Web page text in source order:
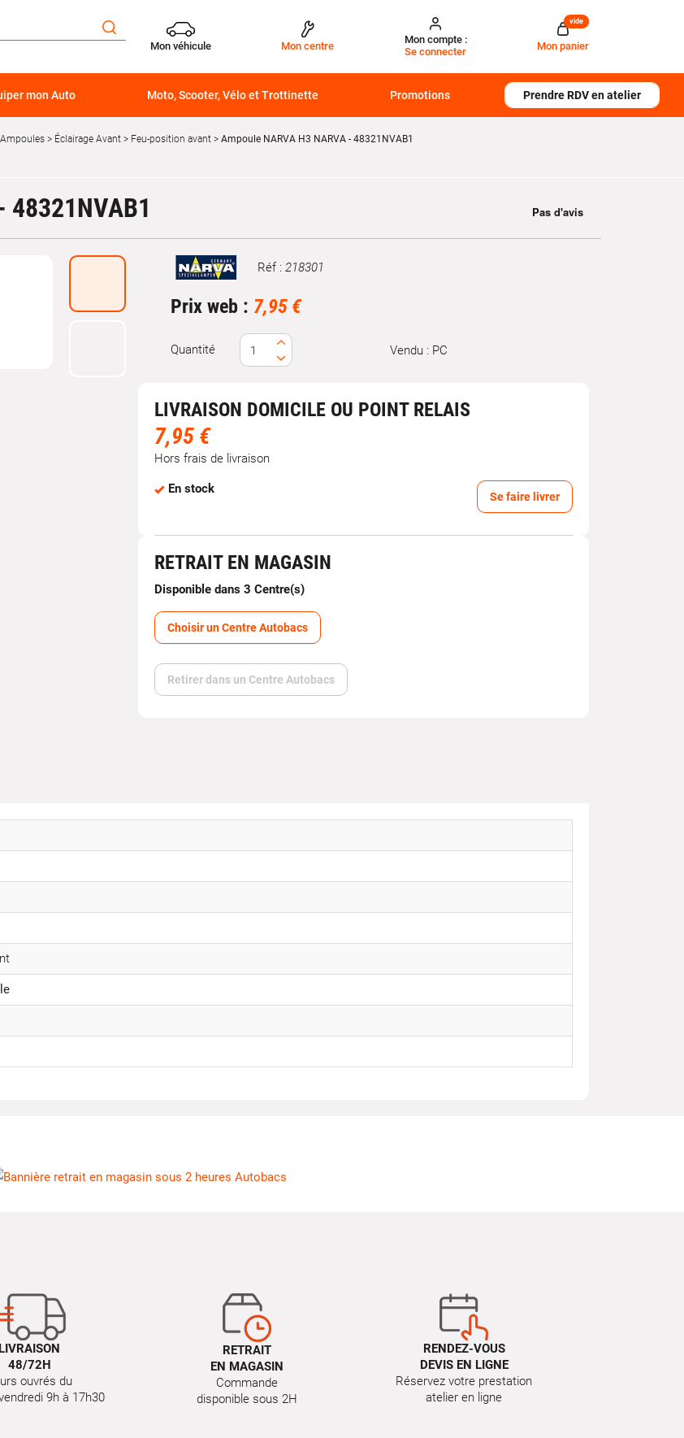
Mon véhicule Mon centre
Mon compte :
Se connecter
Mon panier
vide
mon Auto Moto, Scooter, Vélo et Trottinette Promotions Prendre RDV en atelier
Ampoules Éclairage Avant Feu-position avant Ampoule NARVA H3 NARVA - 48321NVAB1
48321NVAB1
Marque Réf : 218301
Prix web : 7,95 €
Quantité Vendu : PC
LIVRAISON DOMICILE OU POINT RELAIS
7,95 €
Hors frais de livraison
En stock
Se faire livrer
RETRAIT EN MAGASIN
Disponible dans 3 Centre(s)
Choisir un Centre Autobacs
Retirer dans un Centre Autobacs
LIVRAISON
48/72H
ouvrés du
9h à 17h30
RETRAIT
EN MAGASIN
Commande
disponible sous 2H
RENDEZ-VOUS
DEVIS EN LIGNE
Réservez votre prestation
atelier en ligne